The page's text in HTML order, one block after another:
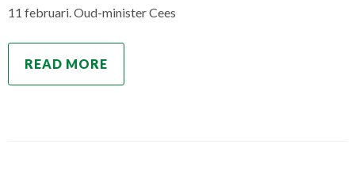
11 februari. Oud-minister Cees
READ MORE